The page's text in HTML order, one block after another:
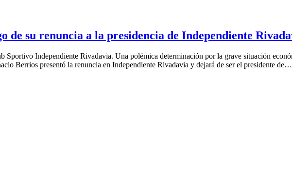
de su renuncia a la presidencia de Independiente
Sportivo Independiente Rivadavia. Una polémica determinación por la grave situación
Berrios presentó la renuncia en Independiente Rivadavia y dejará de ser el presidente de…